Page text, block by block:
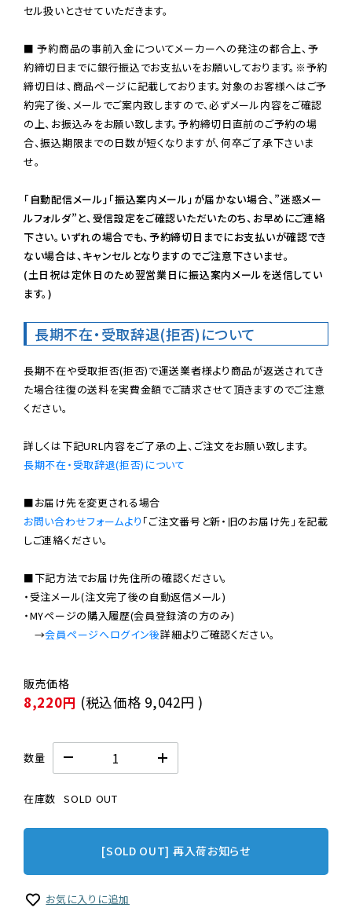
セル扱いとさせていただきます。
■ 予約商品の事前入金についてメーカーへの発注の都合上、予
約締切日までに銀行振込でお支払いをお願いしております。※予約
締切日は、商品ページに記載しております。対象のお客様へはご予
約完了後、メールでご案内致しますので、必ずメール内容をご確認
の上、お振込みをお願い致します。予約締切日直前のご予約の場
合、振込期限までの日数が短くなりますが、何卒ご了承下さいま
せ。
「自動配信メール」「振込案内メール」が届かない場合、”迷惑メー
ルフォルダ”と、受信設定をご確認いただいたのち、お早めにご連絡
下さい。いずれの場合でも、予約締切日までにお支払いが確認でき
ない場合は、キャンセルとなりますのでご注意下さいませ。
(土日祝は定休日のため翌営業日に振込案内メールを送信してい
ます。)
長期不在・受取辞退(拒否)について
長期不在や受取拒否(拒否)で運送業者様より商品が返送されてき
た場合往復の送料を実費金額でご請求させて頂きますのでご注意
ください。
長期不在・受取辞退(拒否)について
お問い合わせフォームより 「ご注文番号と新・旧のお届け先」を記載
しご連絡ください。
■下記方法でお届け先住所の確認ください。
・受注メール(注文完了後の自動返信メール)
・MYページの購入履歴(会員登録済の方のみ)
→会員ページへログイン後
8,220円 (税込価格 9,042円 )
数量
在庫数 SOLD OUT
[SOLD OUT] 再入荷お知らせ
お気に入りに追加